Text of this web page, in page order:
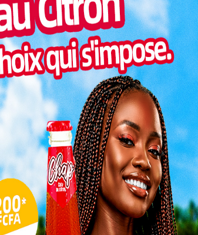
présence du conseil d’administration, de la
pour son engagement au
par un mot d’encouragement. Il a salué le
contexte difficile. « Malgré les contrastes
vous avez fait de votre mieux pour honorer
», a-t-il déclaré.
a